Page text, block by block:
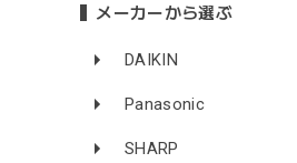
メーカーから選ぶ
DAIKIN
Panasonic
SHARP